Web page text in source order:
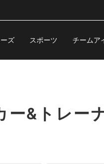
ズ スポーツ チームア
ー&トレー